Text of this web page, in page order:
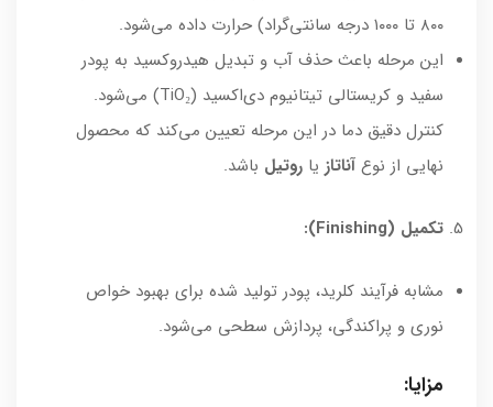
۸۰۰ تا ۱۰۰۰ درجه سانتی‌گراد) حرارت داده می‌شود.
این مرحله باعث حذف آب و تبدیل هیدروکسید به پودر
سفید و کریستالی تیتانیوم دی‌اکسید (TiO₂) می‌شود.
کنترل دقیق دما در این مرحله تعیین می‌کند که محصول
نهایی از نوع آناتاز یا روتیل باشد.
تکمیل (Finishing):
مشابه فرآیند کلرید، پودر تولید شده برای بهبود خواص
نوری و پراکندگی، پردازش سطحی می‌شود.
مزایا: